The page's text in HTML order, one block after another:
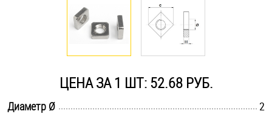
Оснастка и аксессуары для яхт
Саморезы и шурупы
ЦЕНА ЗА 1 ШТ: 52.68 РУБ.
Диаметр Ø
2